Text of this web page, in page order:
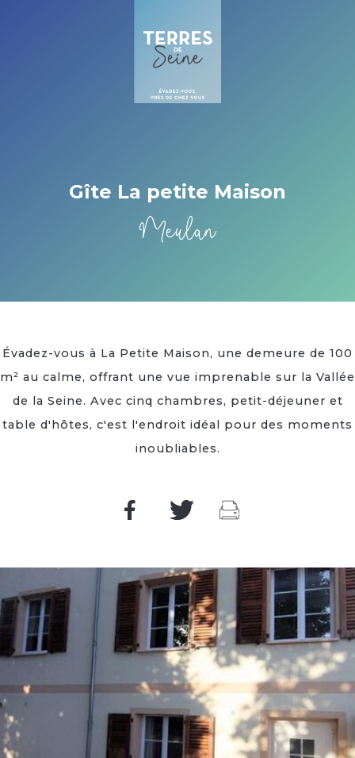
Gîte La petite Maison
Meulan
Évadez-vous à La Petite Maison, une demeure de 100
m² au calme, offrant une vue imprenable sur la Vallée
de la Seine. Avec cinq chambres, petit-déjeuner et
table d'hôtes, c'est l'endroit idéal pour des moments
inoubliables.